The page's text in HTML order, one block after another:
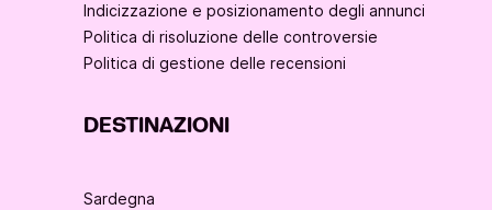
Indicizzazione e posizionamento degli annunci
Politica di risoluzione delle controversie
Politica di gestione delle recensioni
DESTINAZIONI
Sardegna